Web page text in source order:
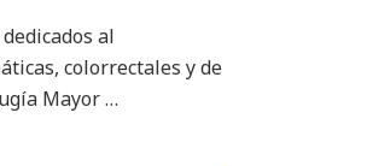
al
colorrectales y de
Mayor …